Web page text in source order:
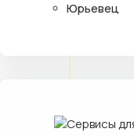
Юрьевец